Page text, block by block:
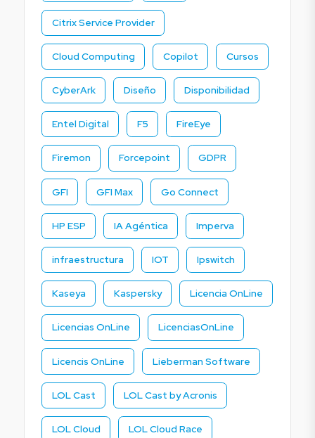
Citrix Service Provider
Cloud Computing Copilot Cursos
CyberArk Diseño Disponibilidad
Entel Digital F5 FireEye
Firemon Forcepoint GDPR
GFI GFI Max Go Connect
HP ESP IA Agéntica Imperva
infraestructura IOT Ipswitch
Kaseya Kaspersky Licencia OnLine
Licencias OnLine LicenciasOnLine
Licencis OnLine Lieberman Software
LOL Cast LOL Cast by Acronis
LOL Cloud LOL Cloud Race